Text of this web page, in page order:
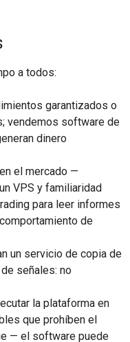
a todos:
garantizados o
vendemos software de
dinero
el mercado —
VPS y familiaridad
para leer informes
de
un servicio de copia de
señales: no
la plataforma en
que prohíben el
— el software puede